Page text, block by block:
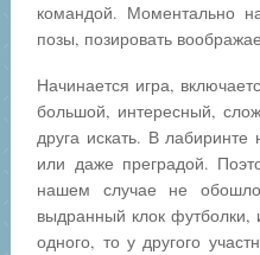
командой. Моментально
позы, позировать
Начинается игра,
большой, интересный,
друга искать. В лабиринте
или даже преградой.
нашем случае не
выдранный клок футболки,
одного, то у другого